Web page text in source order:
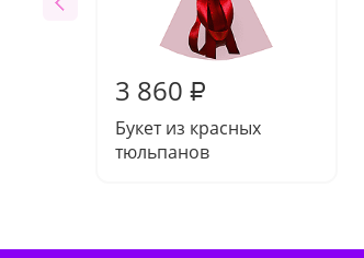
3 860 ₽
Букет из красных
тюльпанов